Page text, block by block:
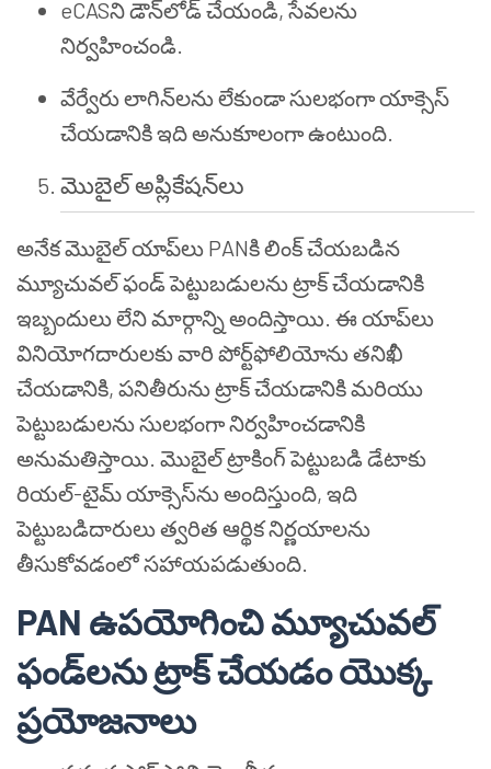
eCASని డౌన్‌లోడ్ చేయండి, సేవలను
నిర్వహించండి.
వేర్వేరు లాగిన్‌లను లేకుండా సులభంగా యాక్సెస్
చేయడానికి ఇది అనుకూలంగా ఉంటుంది.
మొబైల్ అప్లికేషన్‌లు
అనేక మొబైల్ యాప్‌లు PANకి లింక్ చేయబడిన
మ్యూచువల్ ఫండ్ పెట్టుబడులను ట్రాక్ చేయడానికి
ఇబ్బందులు లేని మార్గాన్ని అందిస్తాయి. ఈ యాప్‌లు
వినియోగదారులకు వారి పోర్ట్‌ఫోలియోను తనిఖీ
చేయడానికి, పనితీరును ట్రాక్ చేయడానికి మరియు
పెట్టుబడులను సులభంగా నిర్వహించడానికి
అనుమతిస్తాయి. మొబైల్ ట్రాకింగ్ పెట్టుబడి డేటాకు
రియల్-టైమ్ యాక్సెస్‌ను అందిస్తుంది, ఇది
పెట్టుబడిదారులు త్వరిత ఆర్థిక నిర్ణయాలను
తీసుకోవడంలో సహాయపడుతుంది.
PAN ఉపయోగించి మ్యూచువల్
ఫండ్‌లను ట్రాక్ చేయడం యొక్క
ప్రయోజనాలు